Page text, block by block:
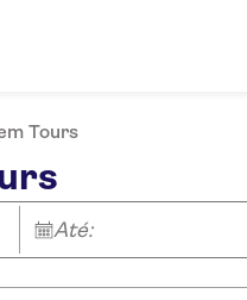
Tours
Até: